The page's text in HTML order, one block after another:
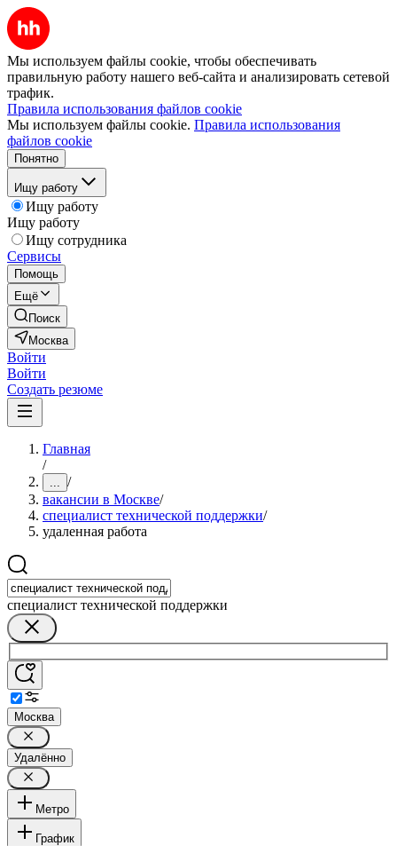
Мы используем файлы cookie, чтобы обеспечивать
правильную работу нашего веб-сайта и анализировать сетевой
трафик.
Правила использования файлов cookie
Мы используем файлы cookie. Правила использования
файлов cookie
Понятно
Ищу работу
Ищу работу
Ищу работу
Ищу сотрудника
Сервисы
Помощь
Ещё
Поиск
Москва
Войти
Войти
Создать резюме
Главная
/
... /
вакансии в Москве/
специалист технической поддержки/
удаленная работа
специалист технической поддержки
Москва
Удалённо
Метро
График